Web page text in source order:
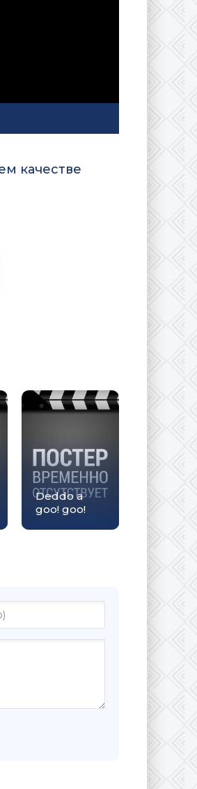
качестве
Deddo a
goo! goo!